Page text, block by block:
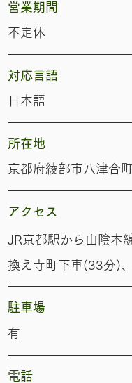
営業期間
不定休
対応言語
日本語
​所在地
京都府綾部市八津合
​アクセス
JR京都駅から山陰本
換え寺町下車(33分)、
​駐車場
有
​電話